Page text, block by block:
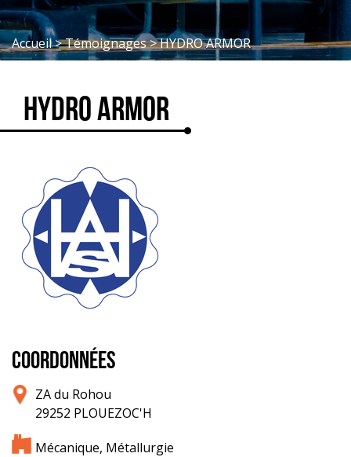
Accueil>Témoignages>HYDRO ARMOR
HYDRO ARMOR
COORDONNÉES
ZA du Rohou
29252 PLOUEZOC'H
Mécanique, Métallurgie